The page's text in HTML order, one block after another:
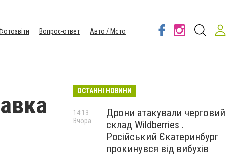
Вопрос-ответ
Авто / Мото
ОСТАННІ НОВИНИ
Дрони атакували черговий
склад Wildberries .
Російський Єкатеринбург
прокинувся від вибухів
14:13
Вчора